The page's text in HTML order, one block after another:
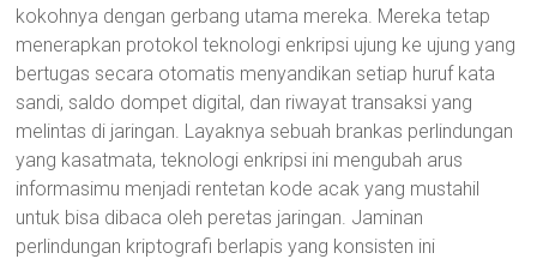
kokohnya dengan gerbang utama mereka. Mereka tetap
menerapkan protokol teknologi enkripsi ujung ke ujung yang
bertugas secara otomatis menyandikan setiap huruf kata
sandi, saldo dompet digital, dan riwayat transaksi yang
melintas di jaringan. Layaknya sebuah brankas perlindungan
yang kasatmata, teknologi enkripsi ini mengubah arus
informasimu menjadi rentetan kode acak yang mustahil
untuk bisa dibaca oleh peretas jaringan. Jaminan
perlindungan kriptografi berlapis yang konsisten ini